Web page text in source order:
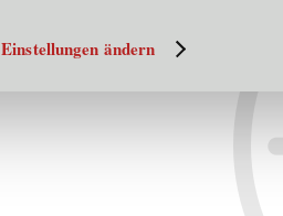
Einstellungen ändern